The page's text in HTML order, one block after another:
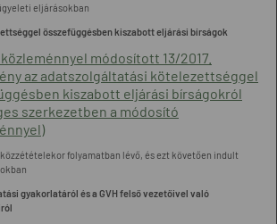
eljárásokban
összefüggésben kiszabott eljárási bírságok
közleménnyel módosított 13/2017.
az adatszolgáltatási kötelezettséggel
kiszabott eljárási bírságokról
szerkezetben a módosító
folyamatban lévő, és ezt követően indult
gyakorlatáról és a GVH felső vezetőivel való